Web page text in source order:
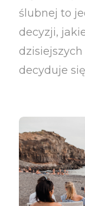
ślubnej to
decyzji,
decyduje